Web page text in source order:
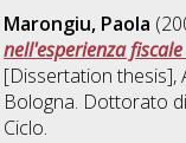
Marongiu, Paola
nell'esperienza
[Dissertation thesis],
Bologna. Dottorato
Ciclo.